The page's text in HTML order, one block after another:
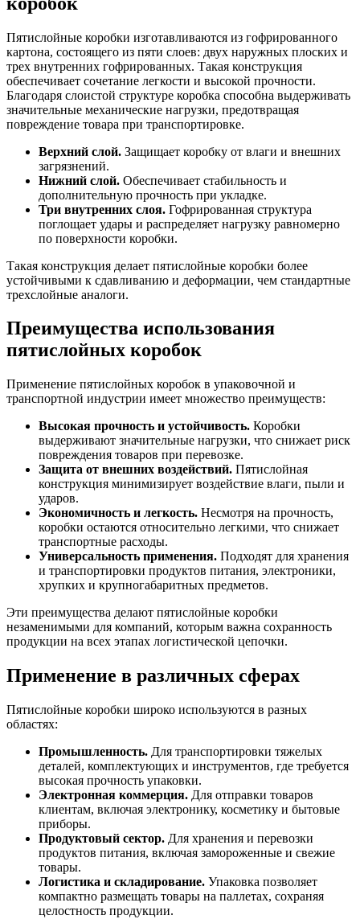
Пятислойные коробки изготавливаются из гофрированного
картона, состоящего из пяти слоев: двух наружных плоских и
трех внутренних гофрированных. Такая конструкция
обеспечивает сочетание легкости и высокой прочности.
Благодаря слоистой структуре коробка способна выдерживать
значительные механические нагрузки, предотвращая
повреждение товара при транспортировке.
Верхний слой. Защищает коробку от влаги и внешних
загрязнений.
Нижний слой. Обеспечивает стабильность и
дополнительную прочность при укладке.
Три внутренних слоя. Гофрированная структура
поглощает удары и распределяет нагрузку равномерно
по поверхности коробки.
Такая конструкция делает пятислойные коробки более
устойчивыми к сдавливанию и деформации, чем стандартные
трехслойные аналоги.
Преимущества использования
пятислойных коробок
Применение пятислойных коробок в упаковочной и
транспортной индустрии имеет множество преимуществ:
Высокая прочность и устойчивость. Коробки
выдерживают значительные нагрузки, что снижает риск
повреждения товаров при перевозке.
Защита от внешних воздействий. Пятислойная
конструкция минимизирует воздействие влаги, пыли и
ударов.
Экономичность и легкость. Несмотря на прочность,
коробки остаются относительно легкими, что снижает
транспортные расходы.
Универсальность применения. Подходят для хранения
и транспортировки продуктов питания, электроники,
хрупких и крупногабаритных предметов.
Эти преимущества делают пятислойные коробки
незаменимыми для компаний, которым важна сохранность
продукции на всех этапах логистической цепочки.
Применение в различных сферах
Пятислойные коробки широко используются в разных
областях:
Промышленность. Для транспортировки тяжелых
деталей, комплектующих и инструментов, где требуется
высокая прочность упаковки.
Электронная коммерция. Для отправки товаров
клиентам, включая электронику, косметику и бытовые
приборы.
Продуктовый сектор. Для хранения и перевозки
продуктов питания, включая замороженные и свежие
товары.
Логистика и складирование. Упаковка позволяет
компактно размещать товары на паллетах, сохраняя
целостность продукции.